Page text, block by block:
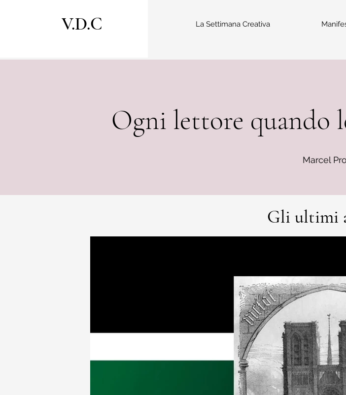
V.D.C La Settimana Creativa
Ogni lettore quando
Marcel
Gli ultimi